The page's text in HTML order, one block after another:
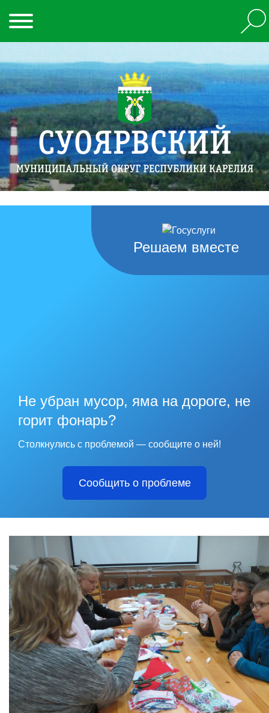
Решаем вместе
Не убран мусор, яма на дороге, не
горит фонарь?
Столкнулись с проблемой — сообщите о ней!
Сообщить о проблеме